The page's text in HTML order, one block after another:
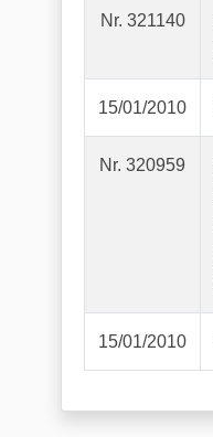
Nr. 321140
15/01/2010
Nr. 320959
15/01/2010